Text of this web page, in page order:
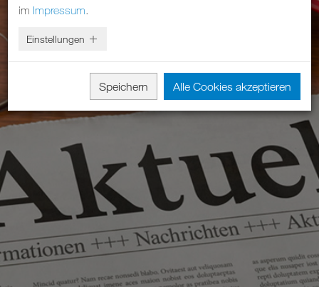
im Impressum.
Einstellungen
Speichern Alle Cookies akzeptieren